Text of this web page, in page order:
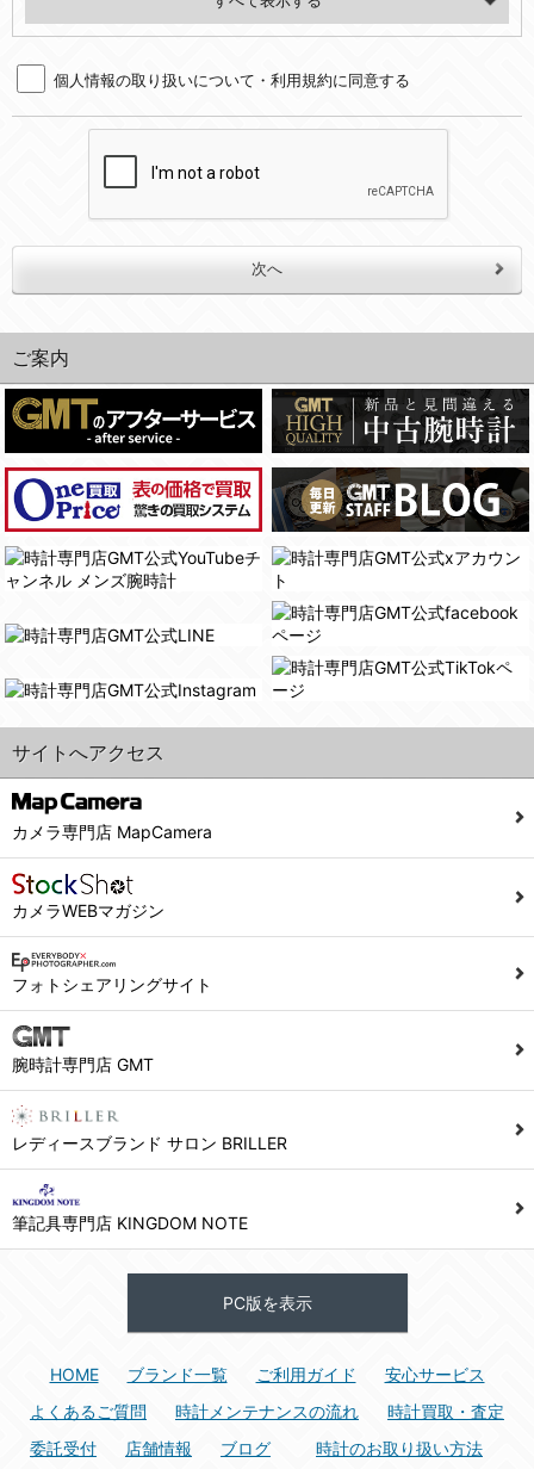
・EVERYBODY×PHOTOGRAPHER.comのフォトシェアリングサービス運営のため
３．個人情報の第三者提供と委託
(2)法令等により開示を求められた場合。
(4)国の機関若しくは地方公共団体又はその委託を受けた者が法令の定める事務を遂行することに対して協力する必要がある場合であって、本人の同意を得ることにより当該事務の遂行に支障を及ぼすおそれがあるとき。
(5)業務を円滑に進めるために、外部業者に個人データの一部又は全部の処理を委託する場合（ただし、委託する場合は委託した個人データの安全管理が図られるように、委託先に対する必要かつ適切な監督を行ないます）。
４．ご提供の任意性
当社への個人情報の提供はお客様の任意ですが、必要な個人情報をご提供いただけない場合、当社のサービス等が利用できない場合がありますのでご了承下さい。
５．ご本人が容易に知覚できない方法による個人情報の取得
また利用者の統計的分析のため、または掲載された広告にクッキーを使用する場合があります。
シュッピン株式会社 個人情報相談窓口
Mail：privacy@syuppin.com (受付)
4. ユーザーの登録内容について
2) ユーザーが本サイト内で第三者のユーザーID、パスワード、メールアドレス及びこれに伴う個人情報を知り得た場合には、速やかに弊社に届け出るものとします。
(2) ユーザーから寄せられた情報を、ユーザーの個人情報を表示せずに開示する場合。
(3) ユーザーが個人情報の開示について同意している場合。
(4) 法令により開示が求められた場合。
(5) 弊社で取り扱う商品またはサービスに関する案内や情報提供（郵便、電子メール等によるダイレクトメールなど）を行なう場合。
(6) 弊社が利用目的を示してユーザーから取得した情報を、その利用目的の範囲内で利用する場合。
6. 情報の提供
1)弊社は、各ユーザーに対し、当該ユーザーの購入商品の情報、及び弊社の特価商品の情報等、ユーザーに有益かつ便利な情報を提供するものとし、ユーザーはこれに同意するものとします。
フォームにて入力されたメールアドレスに、本サイトのお知らせをメールにてお送りさせていただきます。
本サイト会員のお客様は
※設定変更前にログインする必要があります。
メールマガジン会員のお客様はこちら
7. ユーザーの義務
(1) 他のユーザー、第三者もしくは弊社の著作権又はその他の権利を侵害する行為、及び侵害する恐れのある行為。
(6) 犯罪的行為、または犯罪的行為に結びつく行為、もしくはその恐れのある行為。
(9) 弊社の企業活動の運営を妨げるような行為、誹謗するような行為。
(12) その他、法令に違反または違反する恐れのある行為。
(13) その他、弊社が不適切と判断する行為。
2) ユーザーは、本サイト及び本サービスの利用により、弊社または第三者が損害を被ったときは、かかる損害を賠償するものとします。
個人情報の取り扱いについて・利用規約に同意する
ご案内
サイトへアクセス
カメラ専門店 MapCamera
カメラWEBマガジン
フォトシェアリングサイト
腕時計専門店 GMT
レディースブランド サロン BRILLER
筆記具専門店 KINGDOM NOTE
PC版を表示
HOME ブランド一覧 ご利用ガイド
安心サービス
よくあるご質問
時計メンテナンスの流れ
時計買取・査定
委託受付
店舗情報 ブログ 時計のお取り扱い方法